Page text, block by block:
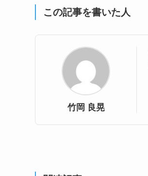
この記事を書いた人
竹岡 良晃